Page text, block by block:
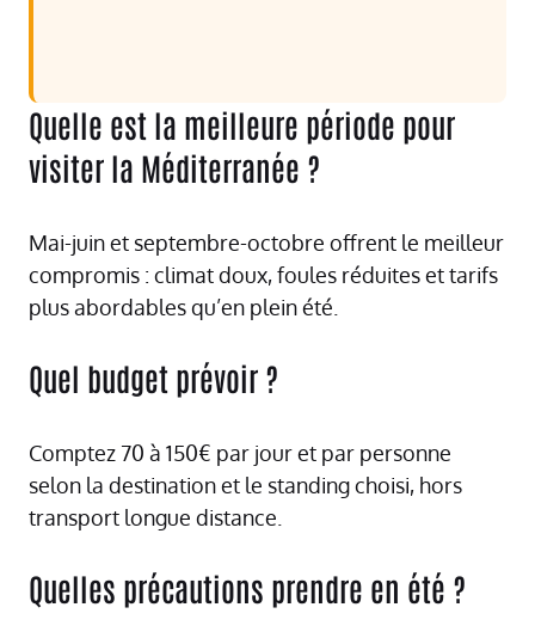
Quelle est la meilleure période pour
visiter la Méditerranée ?
Mai-juin et septembre-octobre offrent le meilleur
compromis : climat doux, foules réduites et tarifs
plus abordables qu’en plein été.
Quel budget prévoir ?
Comptez 70 à 150€ par jour et par personne
selon la destination et le standing choisi, hors
transport longue distance.
Quelles précautions prendre en été ?